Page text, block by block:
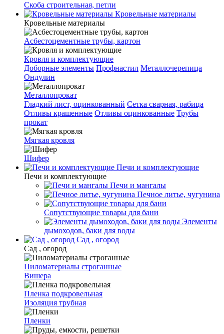
Скоба строительная, петли
Кровельные материалы
Кровельные материалы
Асбестоцементные трубы, картон
Кровля и комплектующие
Доборные элементы Профнастил Металлочерепица
Ондулин
Металлопрокат
Гладкий лист, оцинкованный Сетка сварная, рабица
Отливы крашенные Отливы оцинкованные Трубы
прокат
Мягкая кровля
Шифер
Печи и комплектующие
Печи и комплектующие
Печи и мангалы
Печное литье, чугунина
Сопутствующие товары для бани
Элементы
дымоходов, баки для воды
Сад , огород
Сад , огород
Пиломатериалы строганные
Вишера
Пленка подкровельная
Изоляция трубная
Пленки